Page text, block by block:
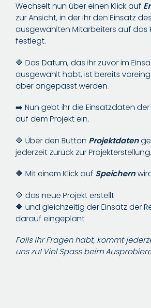
Wechselt nun über einen Klick auf
zur Ansicht, in der ihr den Einsatz des
ausgewählten Mitarbeiters auf das
festlegt.
🔷 Das Datum, das ihr zuvor im
ausgewählt habt, ist bereits
aber angepasst werden.
➡️ Nun gebt ihr die Einsatzdaten der
auf dem Projekt ein.
🔷 Über den Button Projektdaten
jederzeit zurück zur Projekterstellung.
🔶 Mit einem Klick auf Speichern
🔷 das neue Projekt erstellt
🔷 und gleichzeitig der Einsatz der
darauf eingeplant
Falls ihr Fragen habt, kommt
uns zu! Viel Spass beim